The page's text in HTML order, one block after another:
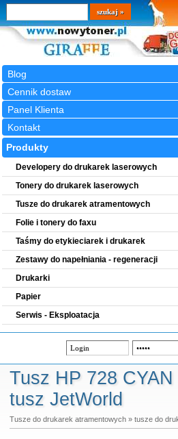
Blog
Cennik dostaw
Panel Klienta
Kontakt
Wyszukiwarka
szukaj
Produkty
Developery do drukarek laserowych
Tonery do drukarek laserowych
Tusze do drukarek atramentowych
Folie i tonery do faxu
Taśmy do etykieciarek i drukarek
Zestawy do napełniania - regeneracji
Drukarki
Papier
Serwis - Eksploatacja
Tusz HP 728
tusz JetWorld
Tusze do drukarek atramentowych» tusze do